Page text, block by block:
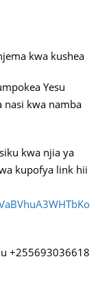
kwa kushea
Yesu
nasi kwa namba
kwa njia ya
kupofya link hii
+255693036618